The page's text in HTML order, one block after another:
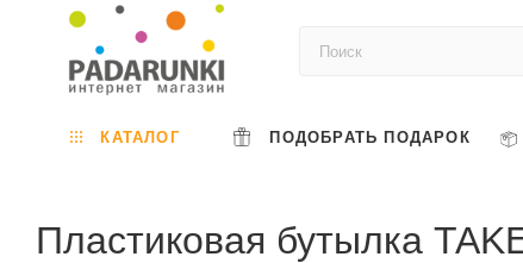
КАТАЛОГ ПОДОБРАТЬ ПОДАРОК
Пластиковая бутылка